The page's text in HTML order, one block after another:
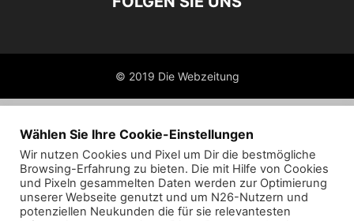
© 2019 Die Webzeitung
Wählen Sie Ihre Cookie-Einstellungen
Wir nutzen Cookies und Pixel um Dir die bestmögliche
Browsing-Erfahrung zu bieten. Die mit Hilfe von Cookies
und Pixeln gesammelten Daten werden zur Optimierung
unserer Webseite genutzt und um N26-Nutzern und
potenziellen Neukunden die für sie relevantesten